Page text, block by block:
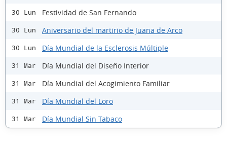
30 Lun Festividad de San Fernando
30 Lun Aniversario del martirio de Juana de Arco
30 Lun Día Mundial de la Esclerosis Múltiple
31 Mar Día Mundial del Diseño Interior
31 Mar Día Mundial del Acogimiento Familiar
31 Mar Día Mundial del Loro
31 Mar Día Mundial Sin Tabaco